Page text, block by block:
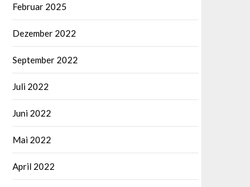
Februar 2025
Dezember 2022
September 2022
Juli 2022
Juni 2022
Mai 2022
April 2022